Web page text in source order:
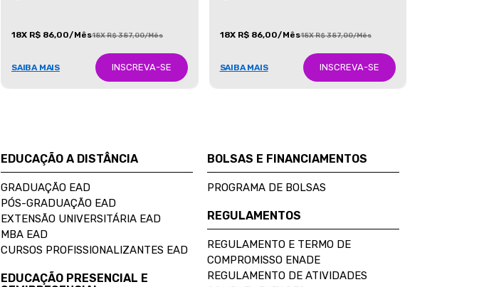
18X R$ 86,00/Mês18X R$ 387,00/Mês
SAIBA MAIS INSCREVA-SE
18X R$ 86,00/Mês18X R$ 387,00/Mês
SAIBA MAIS INSCREVA-SE
EDUCAÇÃO A DISTÂNCIA
GRADUAÇÃO EAD
PÓS-GRADUAÇÃO EAD
EXTENSÃO UNIVERSITÁRIA EAD
MBA EAD
CURSOS PROFISSIONALIZANTES EAD
EDUCAÇÃO PRESENCIAL E
BOLSAS E FINANCIAMENTOS
PROGRAMA DE BOLSAS
REGULAMENTOS
REGULAMENTO E TERMO DE
COMPROMISSO ENADE
REGULAMENTO DE ATIVIDADES